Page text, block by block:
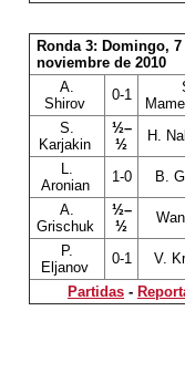
Ronda 3: Domingo, 7
noviembre de 2010
A.
Shirov
0-1
S.
Karjakin
½–
½
H.
L.
Aronian
1-0
B.
A.
Grischuk
½–
½
P.
Eljanov
0-1
V.
Partidas-